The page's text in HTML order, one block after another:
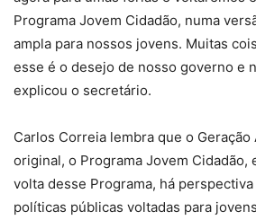
Programa Jovem Cidadão, numa
ampla para nossos jovens. Muitas
esse é o desejo de nosso governo e
explicou o secretário.
Carlos Correia lembra que o
original, o Programa Jovem Cidadão,
volta desse Programa, há
políticas públicas voltadas para